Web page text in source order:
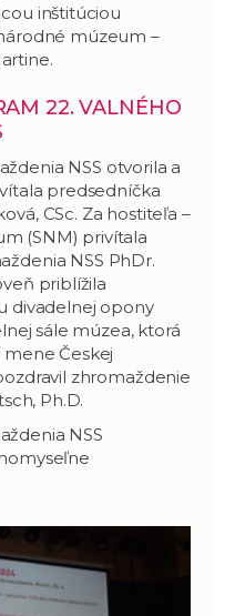
inštitúciou
múzeum –
22. VALNÉHO
NSS otvorila a
predsedníčka
CSc. Za hostiteľa –
(SNM) privítala
NSS PhDr.
priblížila
divadelnej opony
sále múzea, ktorá
Českej
zhromaždenie
Ph.D.
NSS